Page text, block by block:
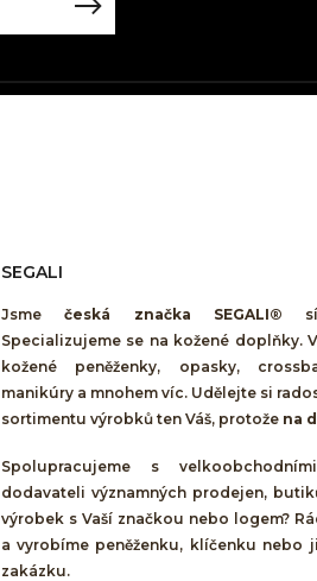
SEGALI
Jsmečeská značka SEGALI®
Specializujeme se na kožené doplňky.
kožené peněženky, opasky,
manikúry a mnohem víc. Udělejte si
sortimentu výrobků ten Váš, protože na
Spolupracujeme s
dodavateli významných prodejen,
výrobek s Vaší značkou nebo logem?
a vyrobíme peněženku, klíčenku nebo
zakázku.